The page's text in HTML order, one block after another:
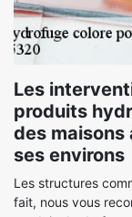
Les
produits
des maisons
ses environs
Les structures
fait, nous vous